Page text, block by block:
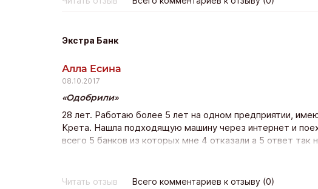
Экстра Банк
Алла Есина
08.10.2017
Одобрили
28 лет. Работаю более 5 лет на одном предприятии,
Крета. Нашла подходящую машину через интернет и
всего 5 банков из которых мне 4 отказали а 5 ответ
только с Экстра банка с других даже не перезвонили.
со страховкой дсаго на авто (это расширенный пакет
Читать отзыв
Всего комментариев к отзыву (0)